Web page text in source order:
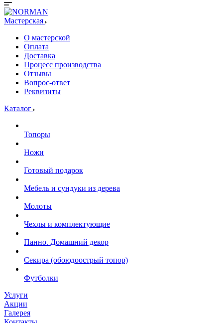
Мастерская
О мастерской
Оплата
Доставка
Процесс производства
Отзывы
Вопрос-ответ
Реквизиты
Каталог
Топоры
Ножи
Готовый подарок
Мебель и сундуки из дерева
Молоты
Чехлы и комплектующие
Панно. Домашний декор
Секира (обоюдоострый топор)
Футболки
Услуги
Акции
Галерея